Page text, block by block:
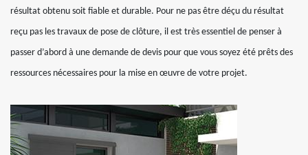
résultat obtenu soit fiable et durable. Pour ne pas être déçu du résultat
reçu pas les travaux de pose de clôture, il est très essentiel de penser à
passer d’abord à une demande de devis pour que vous soyez été prêts des
ressources nécessaires pour la mise en œuvre de votre projet.